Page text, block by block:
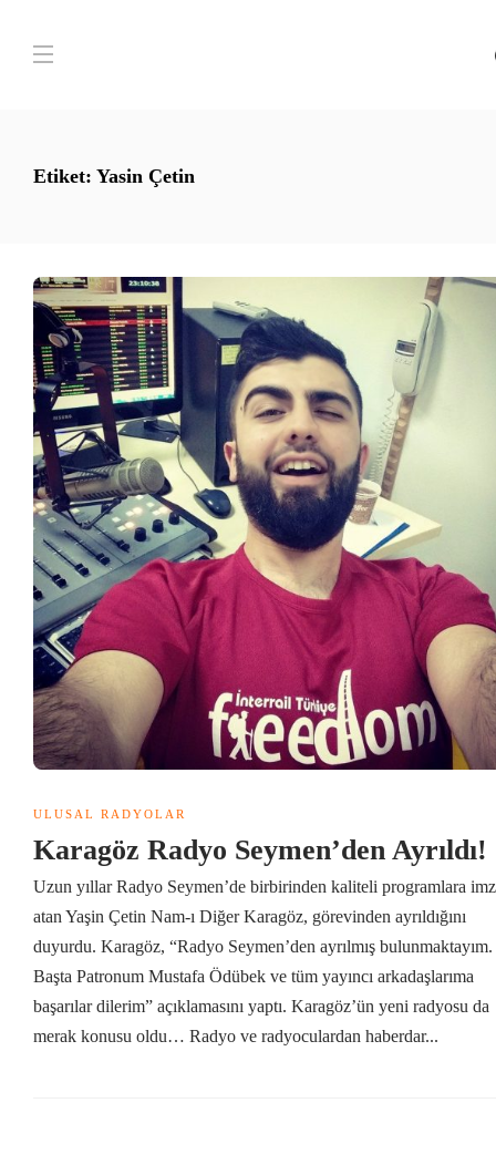
Etiket: Yasin Çetin
ULUSAL RADYOLAR
Karagöz Radyo Seymen’den Ayrıldı!
Uzun yıllar Radyo Seymen’de birbirinden kaliteli programlara
atan Yaşin Çetin Nam-ı Diğer Karagöz, görevinden ayrıldığını
duyurdu. Karagöz, “Radyo Seymen’den ayrılmış bulunmaktayım.
Başta Patronum Mustafa Ödübek ve tüm yayıncı arkadaşlarıma
başarılar dilerim” açıklamasını yaptı. Karagöz’ün yeni radyosu da
merak konusu oldu… Radyo ve radyoculardan haberdar...